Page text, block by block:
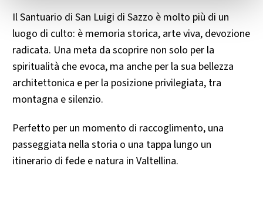
Il Santuario di San Luigi di Sazzo è molto più di un
luogo di culto: è memoria storica, arte viva, devozione
radicata. Una meta da scoprire non solo per la
spiritualità che evoca, ma anche per la sua bellezza
architettonica e per la posizione privilegiata, tra
montagna e silenzio.
Perfetto per un momento di raccoglimento, una
passeggiata nella storia o una tappa lungo un
itinerario di fede e natura in Valtellina.